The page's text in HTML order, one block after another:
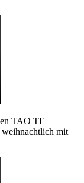
TAO TE
weihnachtlich mit